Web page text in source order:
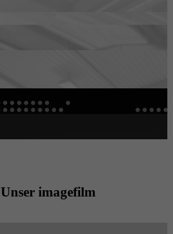
Unser imagefilm